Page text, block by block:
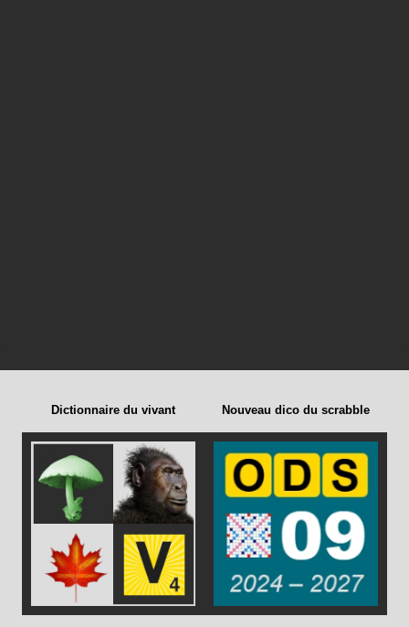
Dictionnaire du vivant Nouveau dico du scrabble